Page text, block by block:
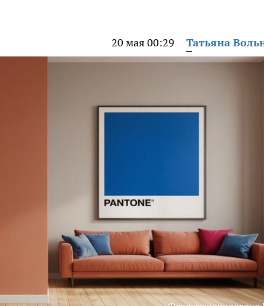
20 мая 00:29 Татьяна